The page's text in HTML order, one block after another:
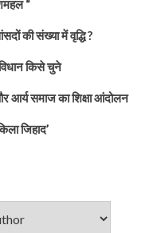
“
की संख्या में वृद्धि ?
किसे चुने
आर्य समाज का शिक्षा आंदोलन
जिहाद’